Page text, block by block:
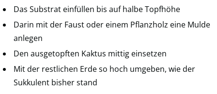
Das Substrat einfüllen bis auf halbe Topfhöhe
Darin mit der Faust oder einem Pflanzholz eine Mulde
anlegen
Den ausgetopften Kaktus mittig einsetzen
Mit der restlichen Erde so hoch umgeben, wie der
Sukkulent bisher stand